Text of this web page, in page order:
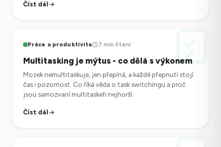
Číst dál
Práce a produktivita 7 min čtení
Multitasking je mýtus - co dělá s výkonem
Mozek nemultitaskuje, jen přepíná, a každé přepnutí stojí
čas i pozornost. Co říká věda o task switchingu a proč
jsou samozvaní multitaskeři nejhorší.
Číst dál